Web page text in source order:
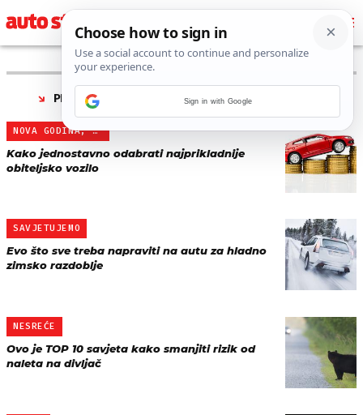
PRONAĐENO 87 REZULTATA ZA TAG “
NOVA GODINA, NOVI AUTO
Kako jednostavno odabrati najprikladnije
obiteljsko vozilo
SAVJETUJEMO
Evo što sve treba napraviti na autu za hladno
zimsko razdoblje
NESREĆE
Ovo je TOP 10 savjeta kako smanjiti rizik od
naleta na divljač
Sign in with Google